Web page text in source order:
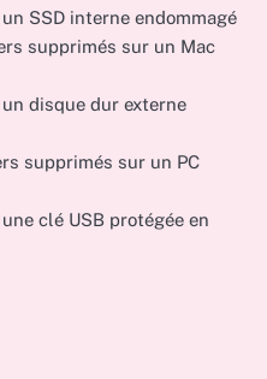
SSD interne endommagé
supprimés sur un Mac
disque dur externe
supprimés sur un PC
clé USB protégée en